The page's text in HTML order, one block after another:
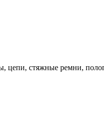
цепи, стяжные ремни,